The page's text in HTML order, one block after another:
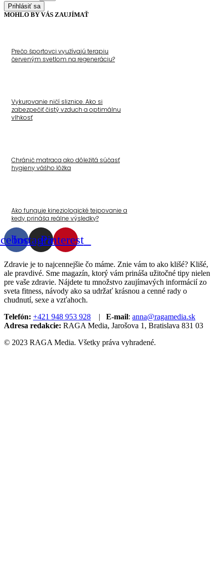
Prihlásiť sa
MOHLO BY VÁS ZAUJÍMAŤ
Prečo športovci využívajú terapiu
červeným svetlom na regeneráciu?
Vykurovanie ničí sliznice. Ako si
zabezpečiť čistý vzduch a optimálnu
vlhkosť
Chránič matraca ako dôležitá súčasť
hygieny vášho lôžka
Ako funguje kineziologické tejpovanie a
kedy prináša reálne výsledky?
InstagramPinterest
Zdravie je to najcennejšie čo máme. Znie vám to ako klišé? Klišé,
ale pravdivé. Sme magazín, ktorý vám prináša užitočné tipy nielen
pre vaše zdravie. Nájdete tu množstvo zaujímavých informácií zo
sveta fitness, návody ako sa udržať krásnou a cenné rady o
chudnutí, sexe a vzťahoch.
Telefón: +421 948 953 928 | E-mail: anna@ragamedia.sk
Adresa redakcie: RAGA Media, Jarošova 1, Bratislava 831 03
© 2023 RAGA Media. Všetky práva vyhradené.